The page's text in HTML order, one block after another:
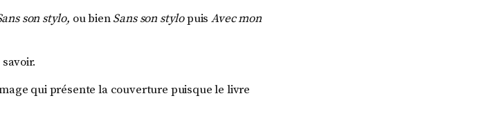
son stylo, ou bienSans son stylopuisAvec mon
qui présente la couverture puisque le livre